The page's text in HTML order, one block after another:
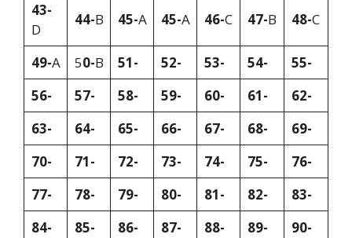
43-
D
44-B 45-A 45-A 46-C 47-B 48-C
49-A 50-B 51- 52- 53- 54-
55-
56-
57- 58- 59- 60- 61-
62-
63-
64- 65- 66- 67- 68-
69-
70-
71- 72- 73- 74- 75-
76-
77-
78- 79- 80- 81- 82-
83-
84-
85- 86- 87- 88- 89-
90-